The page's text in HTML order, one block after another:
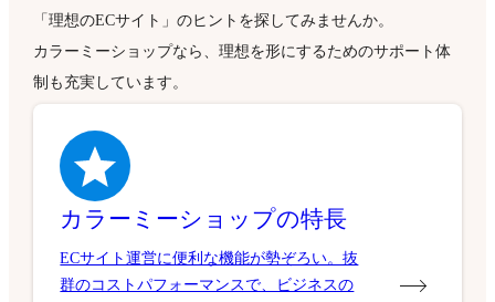
「理想のECサイト」のヒントを探してみませんか。
カラーミーショップなら、理想を形にするためのサポート体
制も充実しています。
カラーミーショップの特長
ECサイト運営に便利な機能が勢ぞろい。抜
群のコストパフォーマンスで、ビジネスの